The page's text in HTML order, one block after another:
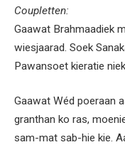
Coupletten:
Gaawat Brahmaadiek
wiesjaarad. Soek
Pawansoet kieratie
Gaawat Wéd poeraan
granthan ko ras,
sam-mat sab-hie kie.